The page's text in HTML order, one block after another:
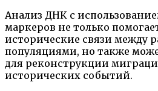
Анализ ДНК с
маркеров не только
исторические связи между
популяциями, но также
для реконструкции
исторических событий.